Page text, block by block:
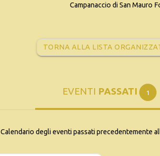
Campanaccio di San Mauro
TORNA ALLA LISTA
EVENTI PASSATI 1
Calendario degli eventi passati precedentemente